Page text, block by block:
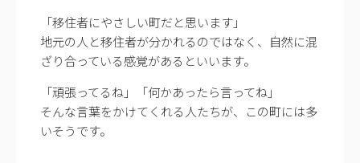
「移住者にやさしい町だと思います」
地元の人と移住者が分かれるのではなく、自然に混
ざり合っている感覚があるといいます。
「頑張ってるね」「何かあったら言ってね」
そんな言葉をかけてくれる人たちが、この町には多
いそうです。